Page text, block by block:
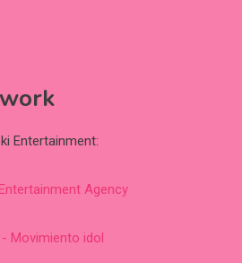
Entertainment:
Agency
Movimiento idol